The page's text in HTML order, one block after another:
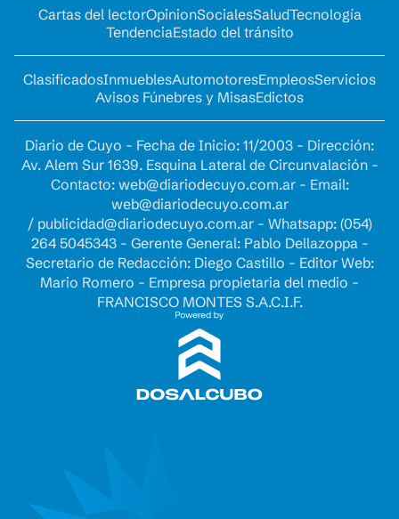
Cartas del lectorOpinionSocialesSaludTecnología
TendenciaEstado del tránsito
ClasificadosInmueblesAutomotoresEmpleosServicios
Avisos Fúnebres y MisasEdictos
Diario de Cuyo - Fecha de Inicio: 11/2003 - Dirección:
Av. Alem Sur 1639. Esquina Lateral de Circunvalación -
Contacto: web@diariodecuyo.com.ar- Email:
web@diariodecuyo.com.ar
/ publicidad@diariodecuyo.com.ar- Whatsapp: (054)
264 5045343 - Gerente General: Pablo Dellazoppa -
Secretario de Redacción: Diego Castillo - Editor Web:
Mario Romero - Empresa propietaria del medio -
FRANCISCO MONTES S.A.C.I.F.